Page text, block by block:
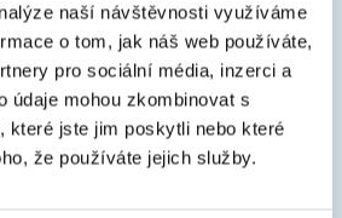
naší návštěvnosti využíváme
o tom, jak náš web používáte,
pro sociální média, inzerci a
údaje mohou zkombinovat s
které jste jim poskytli nebo které
že používáte jejich služby.